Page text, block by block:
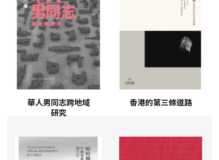
華人男同志跨地域
研究
香港的第三條道路